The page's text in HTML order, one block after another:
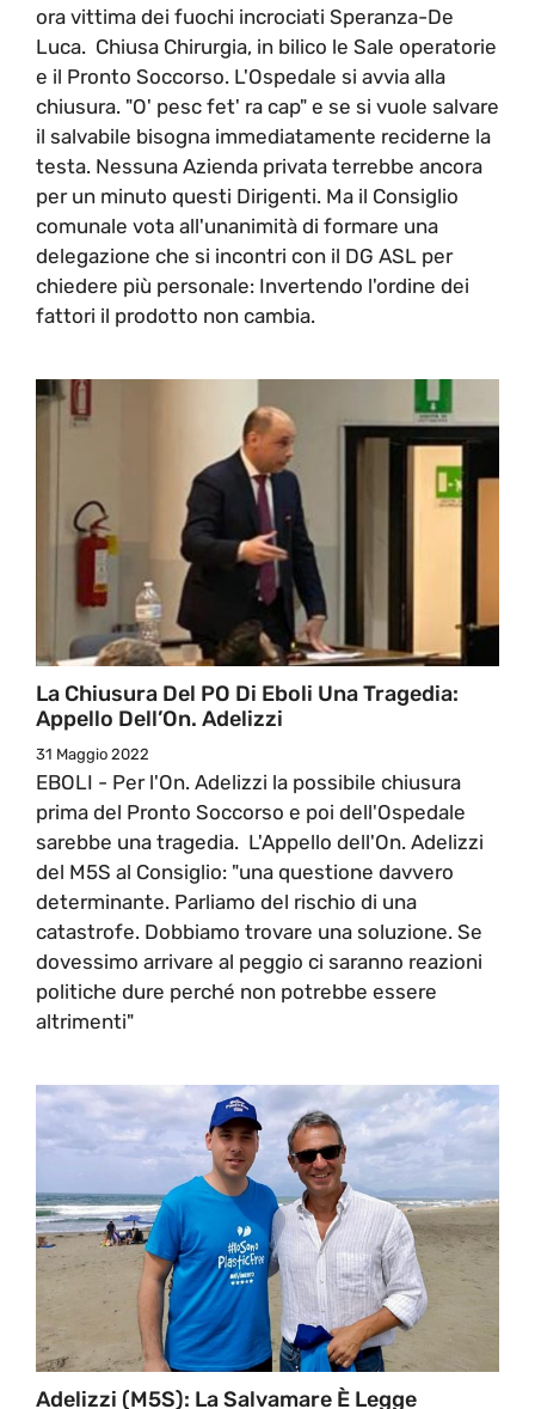
ora vittima dei fuochi incrociati Speranza-De
Luca. Chiusa Chirurgia, in bilico le Sale operatorie
e il Pronto Soccorso. L'Ospedale si avvia alla
chiusura. "O' pesc fet' ra cap" e se si vuole salvare
il salvabile bisogna immediatamente reciderne la
testa. Nessuna Azienda privata terrebbe ancora
per un minuto questi Dirigenti. Ma il Consiglio
comunale vota all'unanimità di formare una
delegazione che si incontri con il DG ASL per
chiedere più personale: Invertendo l'ordine dei
fattori il prodotto non cambia.
La Chiusura Del PO Di Eboli Una Tragedia:
Appello Dell’On. Adelizzi
31 Maggio 2022
EBOLI - Per l'On. Adelizzi la possibile chiusura
prima del Pronto Soccorso e poi dell'Ospedale
sarebbe una tragedia. L'Appello dell'On. Adelizzi
del M5S al Consiglio: "una questione davvero
determinante. Parliamo del rischio di una
catastrofe. Dobbiamo trovare una soluzione. Se
dovessimo arrivare al peggio ci saranno reazioni
politiche dure perché non potrebbe essere
altrimenti"
Adelizzi (M5S): La Salvamare È Legge